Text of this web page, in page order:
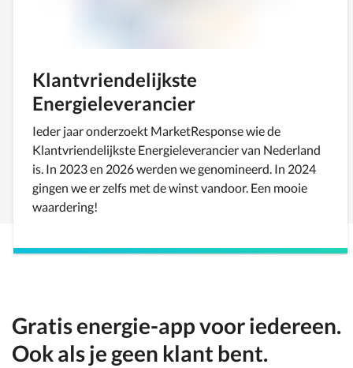
Klantvriendelijkste
Energieleverancier
Ieder jaar onderzoekt MarketResponse wie de
Klantvriendelijkste Energieleverancier van Nederland
is. In 2023 en 2026 werden we genomineerd. In 2024
gingen we er zelfs met de winst vandoor. Een mooie
waardering!
Gratis energie-app voor iedereen.
Ook als je geen klant bent.